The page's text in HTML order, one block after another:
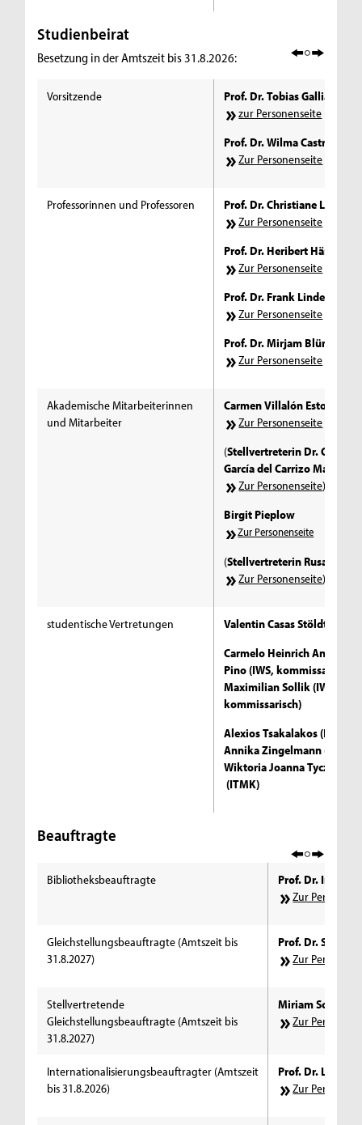
Studienbeirat
Besetzung in der Amtszeit bis 31.8.2026:
Vorsitzende
Prof. Dr. Tobias Galliat
zur Personenseite
Prof. Dr. Wilma Castro-
Zur Personenseite
Professorinnen und Professoren
Prof. Dr. Christiane
Zur Personenseite
Prof. Dr. Heribert Härtinger
Zur Personenseite
Prof. Dr. Frank Linde
Zur Personenseite
Prof. Dr. Mirjam Blümm
Zur Personenseite
Akademische Mitarbeiterinnen
und Mitarbeiter
Carmen Villalón Estoa
Zur Personenseite
(Stellvertreterin Dr. Carmen
García del Carrizo
Zur Personenseite)
Birgit Pieplow
Zur Personenseite
(Stellvertreterin Rusalka
Zur Personenseite)
studentische Vertretungen
Valentin Casas Stöldt (IWS)
Carmelo Heinrich Antonio
Pino (IWS, kommissarisch)
Maximilian Sollik (IWS,
kommissarisch)
Alexios Tsakalakos (ITMK)
Annika Zingelmann (ITMK)
Wiktoria Joanna
(ITMK)
Beauftragte
Bibliotheksbeauftragte
Prof. Dr. Inka
Zur
Gleichstellungsbeauftragte (Amtszeit bis
31.8.2027)
Prof. Dr. Sigrid
Zur
Stellvertretende
Gleichstellungsbeauftragte (Amtszeit bis
31.8.2027)
Miriam Schmitz
Zur
Internationalisierungsbeauftragter (Amtszeit
bis 31.8.2026)
Prof. Dr. Lars
Zur